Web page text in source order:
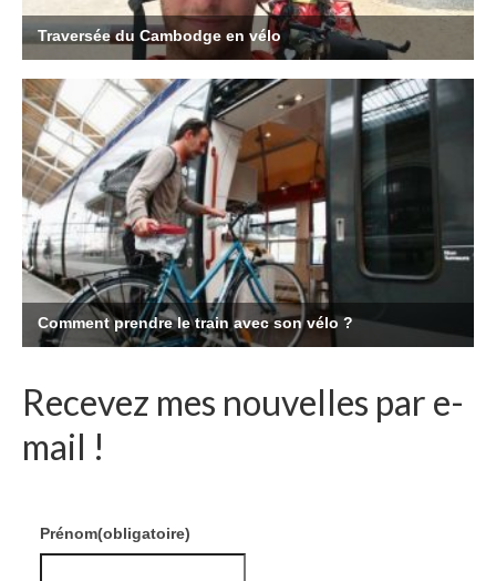
Recevez mes nouvelles par e-
mail !
Prénom(obligatoire)